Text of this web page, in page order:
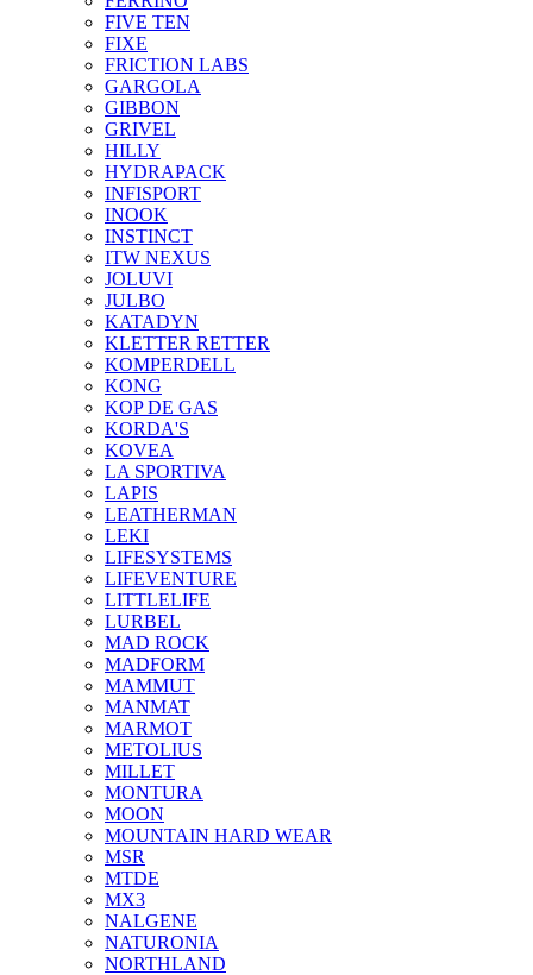
FIVE TEN
FIXE
FRICTION LABS
GARGOLA
GIBBON
GRIVEL
HILLY
HYDRAPACK
INFISPORT
INOOK
INSTINCT
ITW NEXUS
JOLUVI
JULBO
KATADYN
KLETTER RETTER
KOMPERDELL
KONG
KOP DE GAS
KORDA'S
KOVEA
LA SPORTIVA
LAPIS
LEATHERMAN
LEKI
LIFESYSTEMS
LIFEVENTURE
LITTLELIFE
LURBEL
MAD ROCK
MADFORM
MAMMUT
MANMAT
MARMOT
METOLIUS
MILLET
MONTURA
MOON
MOUNTAIN HARD WEAR
MSR
MTDE
MX3
NALGENE
NATURONIA
NORTHLAND